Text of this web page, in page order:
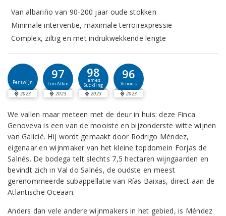
Van albariño van 90-200 jaar oude stokken
Minimale interventie, maximale terroirexpressie
Complex, ziltig en met indrukwekkende lengte
Perswijn
2023
97
Tim Atkin
2023
98
James
Suckling
2023
96
Vinous
2023
We vallen maar meteen met de deur in huis: deze Finca
Genoveva is een van de mooiste en bijzonderste witte wijnen
van Galicië. Hij wordt gemaakt door Rodrigo Méndez,
eigenaar en wijnmaker van het kleine topdomein Forjas de
Salnés. De bodega telt slechts 7,5 hectaren wijngaarden en
bevindt zich in Val do Salnés, de oudste en meest
gerenommeerde subappellatie van Rías Baixas, direct aan de
Atlantische Oceaan.
Anders dan vele andere wijnmakers in het gebied, is Méndez